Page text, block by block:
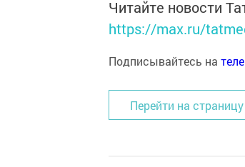
Читайте новости
https://max.ru/
Подписывайтесь на
Перейти на